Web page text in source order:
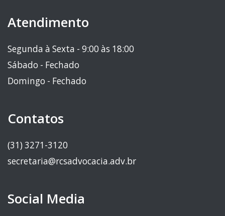
Atendimento
Segunda à Sexta - 9:00 às 18:00
Sábado - Fechado
Domingo - Fechado
Contatos
(31) 3271-3120
secretaria@rcsadvocacia.adv.br
Social Media